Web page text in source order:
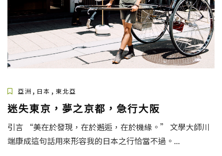
亞洲 , 日本 , 東北亞
迷失東京，夢之京都，急行大阪
引言 “美在於發現，在於邂逅，在於機緣。” 文學大師川
端康成這句話用來形容我的日本之行恰當不過。...